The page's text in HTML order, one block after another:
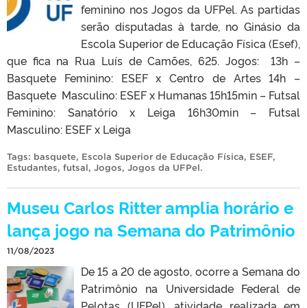
feminino nos Jogos da UFPel. As partidas
serão disputadas à tarde, no Ginásio da
Escola Superior de Educação Física (Esef),
que fica na Rua Luís de Camões, 625. Jogos: 13h –
Basquete Feminino: ESEF x Centro de Artes 14h –
Basquete Masculino: ESEF x Humanas 15h15min – Futsal
Feminino: Sanatório x Leiga 16h30min – Futsal
Masculino: ESEF x Leiga
Tags: basquete, Escola Superior de Educação Física, ESEF,
Estudantes, futsal, Jogos, Jogos da UFPel.
Museu Carlos Ritter amplia horário e
lança jogo na Semana do Patrimônio
11/08/2023
De 15 a 20 de agosto, ocorre a Semana do
Patrimônio na Universidade Federal de
Pelotas (UFPel), atividade realizada em